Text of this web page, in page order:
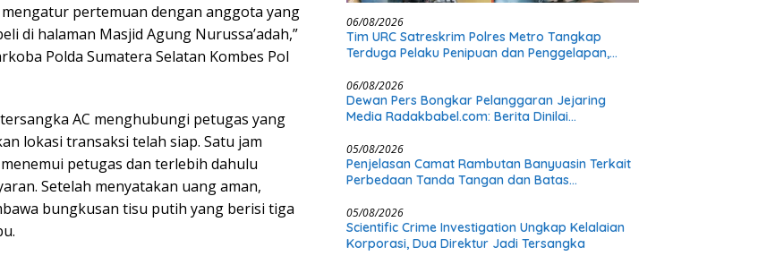
pertemuan dengan anggota yang
di halaman Masjid Agung Nurussa’adah,”
Polda Sumatera Selatan Kombes Pol
AC menghubungi petugas yang
lokasi transaksi telah siap. Satu jam
petugas dan terlebih dahulu
Setelah menyatakan uang aman,
bungkusan tisu putih yang berisi tiga
06/08/2026
Tim URC Satreskrim Polres Metro Tangkap
Terduga Pelaku Penipuan dan Penggelapan,
06/08/2026
Dewan Pers Bongkar Pelanggaran Jejaring
Media Radakbabel.com: Berita Dinilai
Berimbang
05/08/2026
Penjelasan Camat Rambutan Banyuasin Terkait
Perbedaan Tanda Tangan dan Batas
05/08/2026
Scientific Crime Investigation Ungkap Kelalaian
Korporasi, Dua Direktur Jadi Tersangka